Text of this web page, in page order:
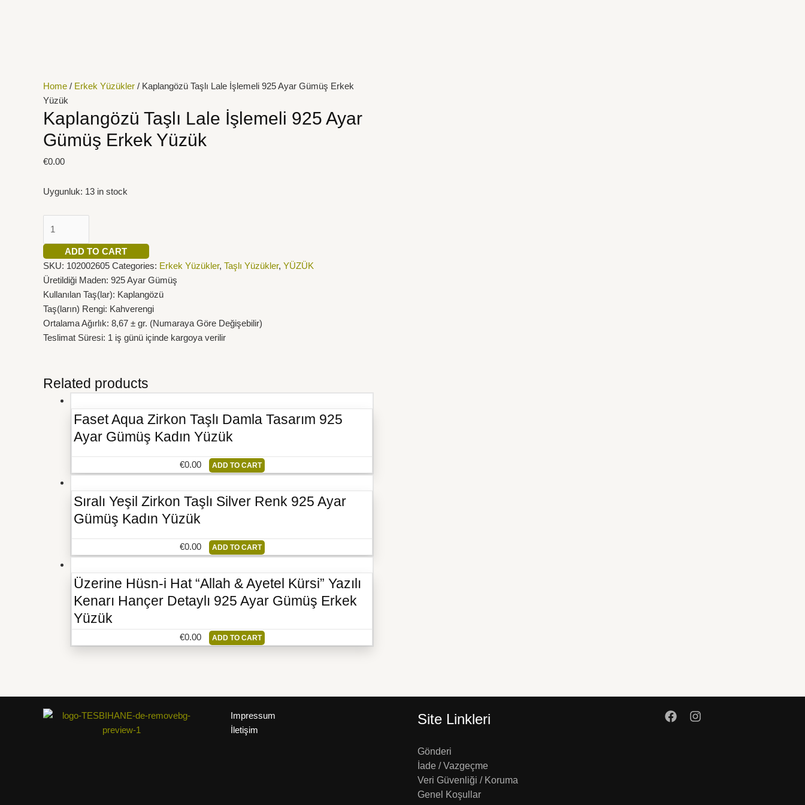
Home / Erkek Yüzükler / Kaplangözü Taşlı Lale İşlemeli 925 Ayar Gümüş Erkek
Yüzük
Kaplangözü Taşlı Lale İşlemeli 925 Ayar
Gümüş Erkek Yüzük
€0.00
Uygunluk: 13 in stock
Gümüş
Erkek
Yüzük
quantity
ADD TO CART
SKU: 102002605 Categories: Erkek Yüzükler, Taşlı Yüzükler, YÜZÜK
Üretildiği Maden: 925 Ayar Gümüş
Kullanılan Taş(lar): Kaplangözü
Taş(ların) Rengi: Kahverengi
Ortalama Ağırlık: 8,67 ± gr. (Numaraya Göre Değişebilir)
Teslimat Süresi: 1 iş günü içinde kargoya verilir
Related products
Faset Aqua Zirkon Taşlı Damla Tasarım 925
Ayar Gümüş Kadın Yüzük
€0.00 ADD TO CART
Sıralı Yeşil Zirkon Taşlı Silver Renk 925 Ayar
Gümüş Kadın Yüzük
€0.00 ADD TO CART
Üzerine Hüsn-i Hat “Allah & Ayetel Kürsi” Yazılı
Kenarı Hançer Detaylı 925 Ayar Gümüş Erkek
Yüzük
€0.00 ADD TO CART
Impressum
İletişim
Site Linkleri
Gönderi
İade / Vazgeçme
Veri Güvenliği / Koruma
Genel Koşullar